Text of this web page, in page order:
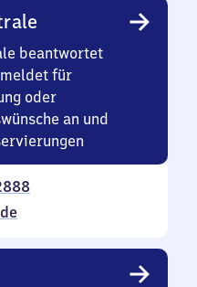
beantwortet
für
oder
an und